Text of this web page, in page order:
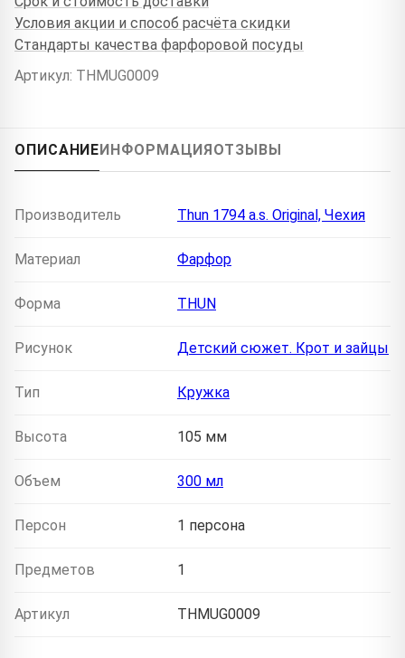
Условия акции и способ расчёта скидки
Стандарты качества фарфоровой посуды
Артикул: THMUG0009
ОПИСАНИЕИНФОРМАЦИЯОТЗЫВЫ
Производитель Thun 1794 a.s. Original, Чехия
Материал Фарфор
Форма THUN
Рисунок Детский сюжет. Крот и зайцы
Тип Кружка
Высота 105 мм
Объем 300 мл
Персон 1 персона
Предметов 1
Артикул THMUG0009